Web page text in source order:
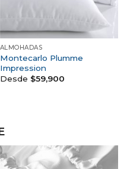
ALMOHADAS
Montecarlo Plumme
Impression
Desde $59,900